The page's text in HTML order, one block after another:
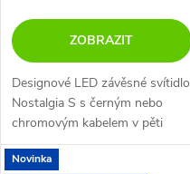
ZOBRAZIT
Designové LED závěsné svítidlo
Nostalgia S s černým nebo
chromovým kabelem v pěti
barevných variantách - zlatá,
kouřová, bronz, transparentní a
Novinka